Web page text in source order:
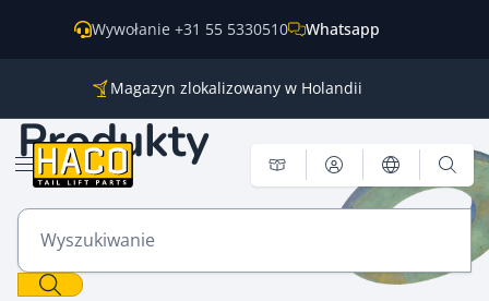
Magazyn zlokalizowany w Holandii
Wysyłka na cały świat
Wywołanie +31 55 5330510 Whatsapp
Otwórz menu
Produkty
Wyszukiwanie